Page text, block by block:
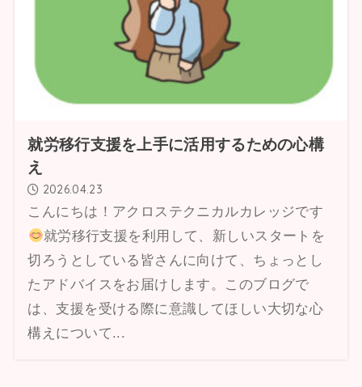
就労移行支援を上手に活用するための心構
え
2026.04.23
こんにちは！アクロステクニカルカレッジです
就労移行支援を利用して、新しいスタートを
切ろうとしている皆さんに向けて、ちょっとし
たアドバイスをお届けします。このブログで
は、支援を受ける際に意識してほしい大切な心
構えについて...